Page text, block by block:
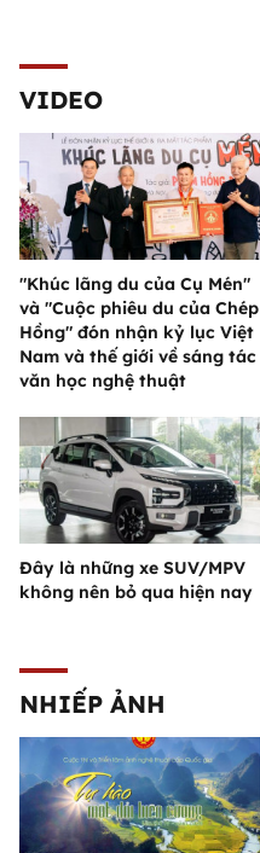
VIDEO
"Khúc lãng du của Cụ Mén"
và "Cuộc phiêu du của Chép
Hồng" đón nhận kỷ lục Việt
Nam và thế giới về sáng tác
văn học nghệ thuật
Đây là những xe SUV/MPV
không nên bỏ qua hiện nay
NHIẾP ẢNH